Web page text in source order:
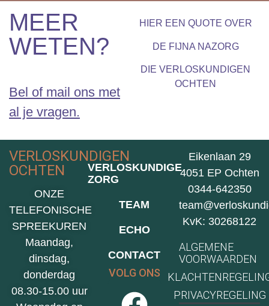
MEER
WETEN?
Bel of mail ons met
al je vragen.
HIER EEN QUOTE OVER
DE FIJNA NAZORG
DIE VERLOSKUNDIGEN
OCHTEN
VERLOSKUNDIGEN
OCHTEN
ONZE
TELEFONISCHE
SPREEKUREN
Maandag,
dinsdag,
donderdag
08.30-15.00 uur
VERLOSKUNDIGE
ZORG
TEAM
ECHO
CONTACT
VOLG ONS
Eikenlaan 29
4051 EP Ochten
0344-642350
KvK: 30268122
ALGEMENE
VOORWAARDEN
PRIVACYREGELING